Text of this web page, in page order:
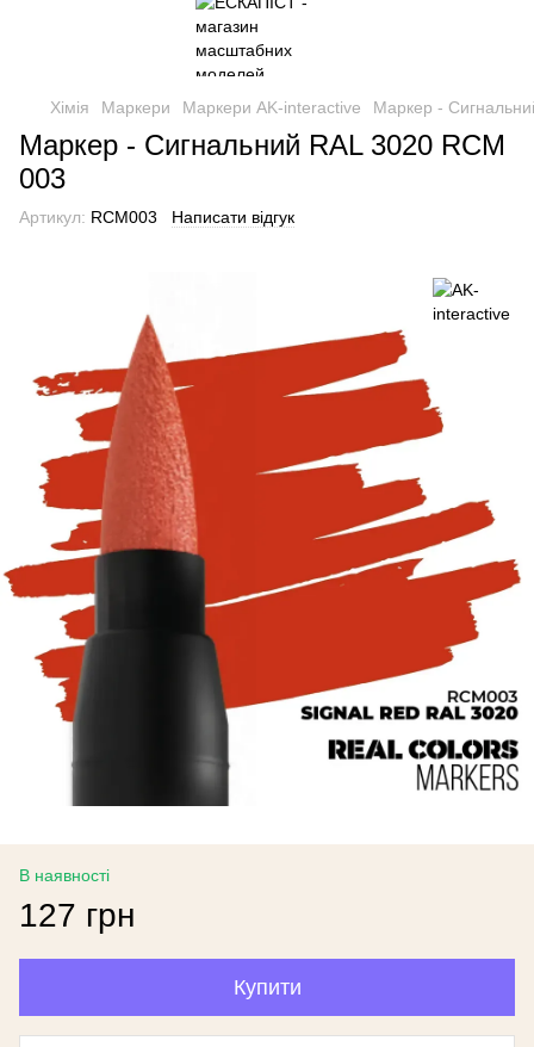
Хімія Маркери Маркери AK-interactive Маркер -
Маркер - Сигнальний RAL 3020 RCM
003
Артикул: RCM003 Написати відгук
В наявності
127 грн
Купити